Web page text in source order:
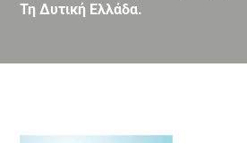
Τη Δυτική Ελλάδα.